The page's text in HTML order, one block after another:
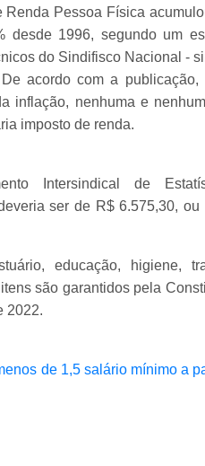
Pessoa Física
desde 1996, segundo um
do Sindifisco Nacional -
acordo com a publicação,
inflação, nenhuma e
imposto de renda.
Intersindical de
ser de R$ 6.575,30,
educação, higiene,
são garantidos pela
2022.
de 1,5 salário mínimo a